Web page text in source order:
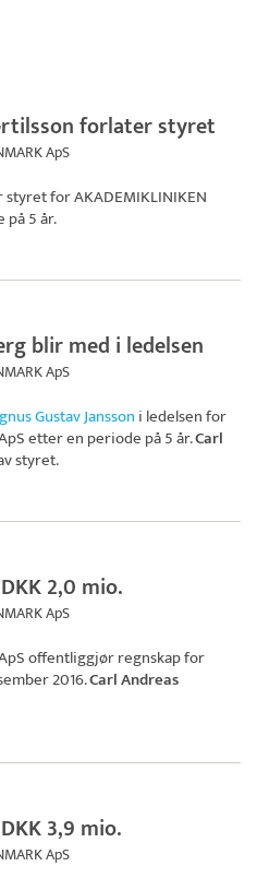
forlater styret
ApS
styret forAKADEMIKLINIKEN
5 år.
blir med i ledelsen
ApS
Gustav Janssoni ledelsen for
etter en periode på 5 år.Carl
styret.
2,0 mio.
ApS
offentliggjør regnskap for
2016.Carl Andreas
3,9 mio.
ApS